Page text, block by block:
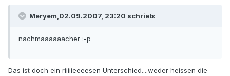
Meryem,02.09.2007, 23:20 schrieb:
nachmaaaaaacher :-p
Das ist doch ein riiiiieeeesen Unterschied....weder heissen die